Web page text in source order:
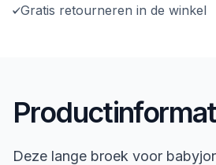
Gratis retourneren in de winkel
Deze lange broek voor